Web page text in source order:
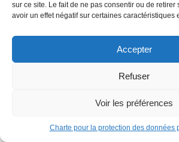
sur ce site. Le fait de ne pas consentir ou de retirer
avoir un effet négatif sur certaines caractéristiques
Accepter
Refuser
Voir les préférences
Charte pour la protection des données
Aucun des douze convives de cette
de Méditerranée ne connaissait Max.
pourtant chacun d’entre eux. Experts
géants de l’industrie et du savoir
eux est l’excellence personnifiée. Pour
monde et incarner l’avenir de
créé rien que pour eux, abandonnant vie
triste sort. Survivre à la mort